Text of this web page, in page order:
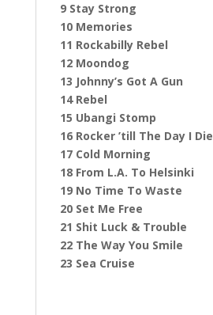
9 Stay Strong
10 Memories
11 Rockabilly Rebel
12 Moondog
13 Johnny’s Got A Gun
14 Rebel
15 Ubangi Stomp
16 Rocker ’till The Day I Die
17 Cold Morning
18 From L.A. To Helsinki
19 No Time To Waste
20 Set Me Free
21 Shit Luck & Trouble
22 The Way You Smile
23 Sea Cruise